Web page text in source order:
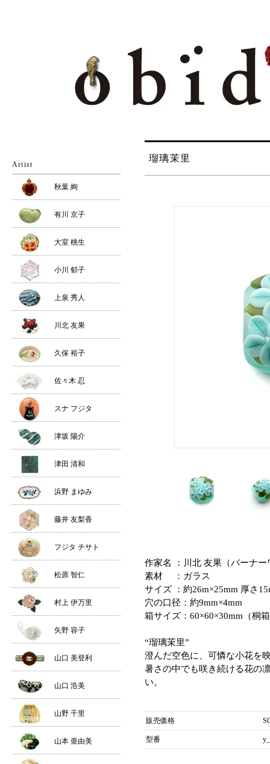
瑠璃茉里
作家名 ：川北 友果（バーナー
素材 ：ガラス
サイズ ：約26m×25mm 厚さ
穴の口径：約9mm×4mm
箱サイズ：60×60×30mm（桐
“瑠璃茉里”
澄んだ空色に、可憐な小花を
暑さの中でも咲き続ける花の
い。
販売価格
型番
Artist
秋葉 絢
有川 京子
大室 桃生
小川 郁子
上泉 秀人
川北 友果
久保 裕子
佐々木 忍
スナ フジタ
津坂 陽介
津田 清和
浜野 まゆみ
藤井 友梨香
フジタ チサト
松原 智仁
村上 伊万里
矢野 容子
山口 美登利
山口 浩美
山野 千里
山本 亜由美